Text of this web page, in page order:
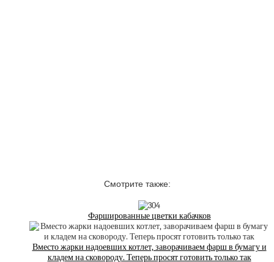
Смотрите также:
Фаршированные цветки кабачков
Вместо жарки надоевших котлет, заворачиваем фарш в бумагу и
кладем на сковороду. Теперь просят готовить только так